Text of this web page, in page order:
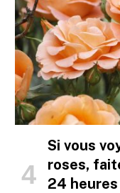
Si vous
roses,
24